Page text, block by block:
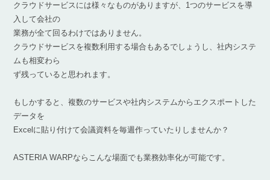
クラウドサービスには様々なものがありますが、1つのサービスを導
入して会社の
業務が全て回るわけではありません。
クラウドサービスを複数利用する場合もあるでしょうし、社内システ
ムも相変わら
ず残っていると思われます。
もしかすると、複数のサービスや社内システムからエクスポートした
データを
Excelに貼り付けて会議資料を毎週作っていたりしませんか？
ASTERIA WARPならこんな場面でも業務効率化が可能です。